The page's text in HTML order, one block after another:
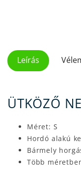
Leírás
ÜTKÖZŐ
Méret: S
Hordó alakú
Bármely
Több